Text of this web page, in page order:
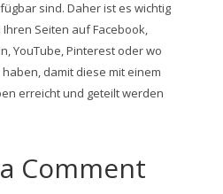
sind. Daher ist es wichtig
Ihren Seiten auf Facebook,
YouTube, Pinterest oder wo
damit diese mit einem
erreicht und geteilt werden
Comment